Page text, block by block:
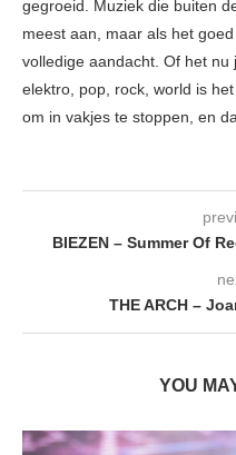
gegroeid. Muziek die buiten
meest aan, maar als het
volledige aandacht. Of het nu
elektro, pop, rock, world is
om in vakjes te stoppen, en
BIEZEN – Summer Of
THE ARCH –
YOU